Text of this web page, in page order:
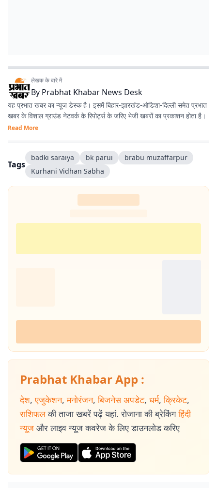
लेखक के बारे में
By Prabhat Khabar News Desk
यह प्रभात खबर का न्यूज डेस्क है। इसमें बिहार-झारखंड-ओडिशा-दिल्‍ली समेत प्रभात
खबर के विशाल ग्राउंड नेटवर्क के रिपोर्ट्स के जरिए भेजी खबरों का प्रकाशन होता है।
Read More
Tags
badki saraiya bk parui
brabu muzaffarpur
Kurhani Vidhan Sabha
Prabhat Khabar App :
देश, एजुकेशन, मनोरंजन, बिजनेस अपडेट, धर्म, क्रिकेट,
राशिफल की ताजा खबरें पढ़ें यहां. रोजाना की ब्रेकिंग हिंदी
न्यूज और लाइव न्यूज कवरेज के लिए डाउनलोड करिए